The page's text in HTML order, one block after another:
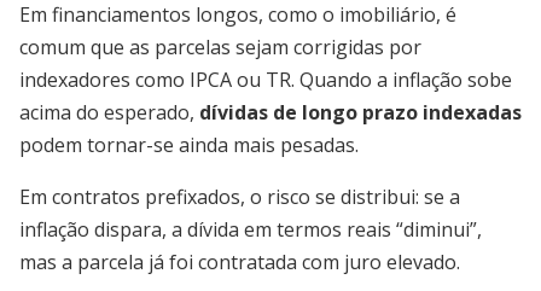
Em financiamentos longos, como o imobiliário, é
comum que as parcelas sejam corrigidas por
indexadores como IPCA ou TR. Quando a inflação sobe
acima do esperado, dívidas de longo prazo indexadas
podem tornar-se ainda mais pesadas.
Em contratos prefixados, o risco se distribui: se a
inflação dispara, a dívida em termos reais “diminui”,
mas a parcela já foi contratada com juro elevado.